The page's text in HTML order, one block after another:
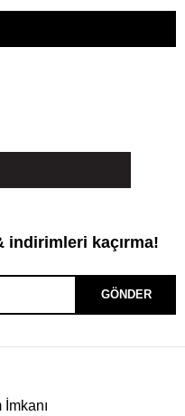
indirimleri kaçırma!
GÖNDER